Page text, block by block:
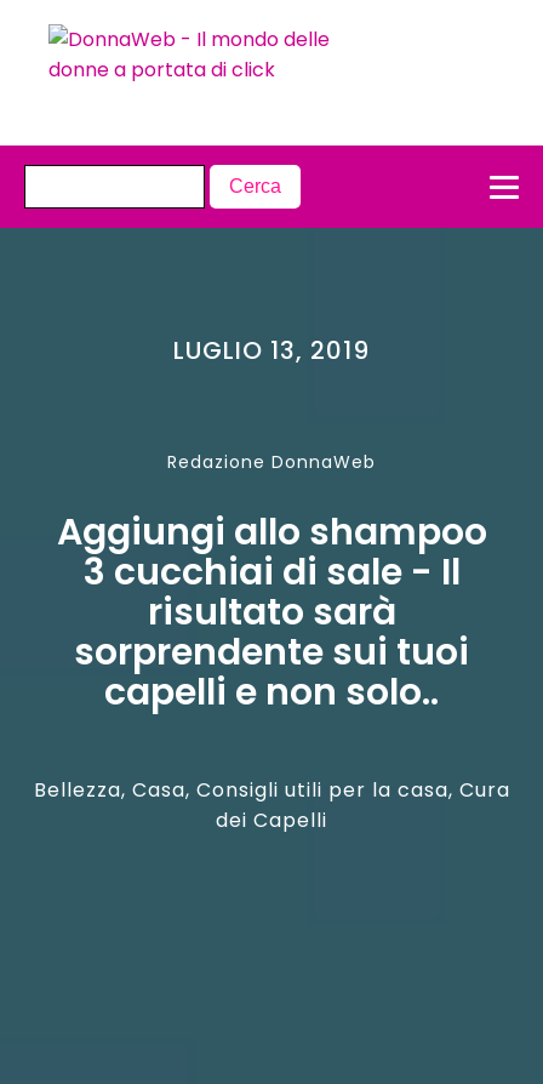
LUGLIO 13, 2019
Redazione DonnaWeb
Aggiungi allo shampoo
3 cucchiai di sale - Il
risultato sarà
sorprendente sui tuoi
capelli e non solo..
Bellezza, Casa, Consigli utili per la casa, Cura
dei Capelli